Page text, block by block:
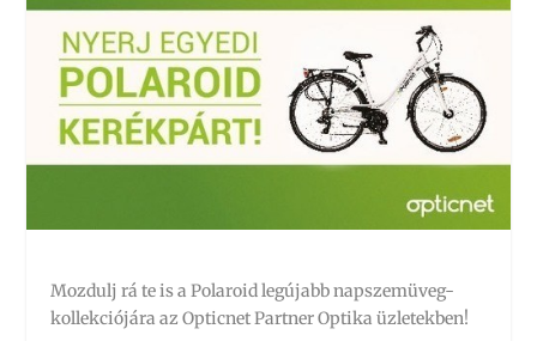
Mozdulj rá te is a Polaroid legújabb napszemüveg-
kollekciójára az Opticnet Partner Optika üzletekben!